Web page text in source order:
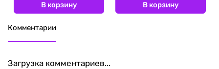
В корзину В корзину
Комментарии
Загрузка комментариев...